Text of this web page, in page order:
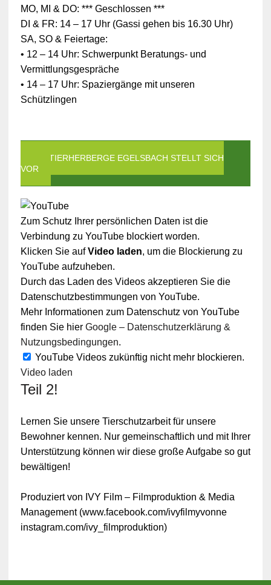
MO, MI & DO: *** Geschlossen ***
DI & FR: 14 – 17 Uhr (Gassi gehen bis 16.30 Uhr)
SA, SO & Feiertage:
• 12 – 14 Uhr: Schwerpunkt Beratungs- und
Vermittlungsgespräche
• 14 – 17 Uhr: Spaziergänge mit unseren
Schützlingen
DIE TIERHERBERGE EGELSBACH STELLT SICH
VOR
Zum Schutz Ihrer persönlichen Daten ist die
Verbindung zu YouTube blockiert worden.
Klicken Sie aufVideo laden, um die Blockierung zu
YouTube aufzuheben.
Durch das Laden des Videos akzeptieren Sie die
Datenschutzbestimmungen von YouTube.
Mehr Informationen zum Datenschutz von YouTube
finden Sie hier Google – Datenschutzerklärung &
Nutzungsbedingungen.
YouTube Videos zukünftig nicht mehr blockieren.
Video laden
Teil 2!
Lernen Sie unsere Tierschutzarbeit für unsere
Bewohner kennen. Nur gemeinschaftlich und mit Ihrer
Unterstützung können wir diese große Aufgabe so gut
bewältigen!
Produziert von IVY Film – Filmproduktion & Media
Management (www.facebook.com/ivyfilmyvonne
instagram.com/ivy_filmproduktion)